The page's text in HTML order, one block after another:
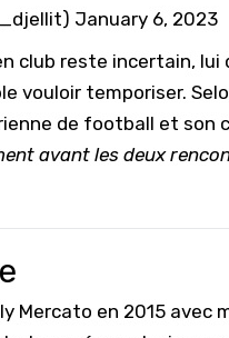
January 6, 2023
club reste incertain,
vouloir temporiser.
de football et son
avant les deux
Mercato en 2015 avec